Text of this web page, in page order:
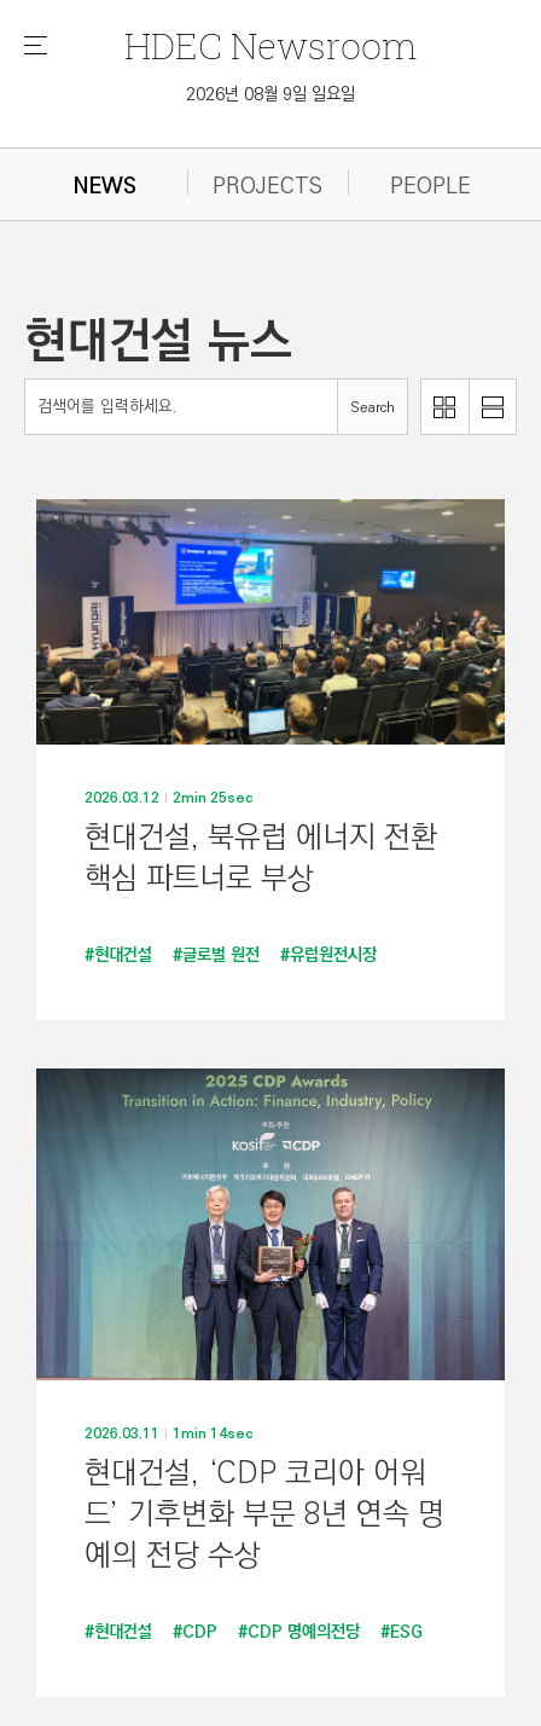
메
HDEC Newsroom
2026년 08월 9일 일요일
NEWS PROJECTS PEOPLE
현대건설 뉴스
Search
이
로
보
기
리
스
기
2026.03.12 2min 25sec
현대건설, 북유럽 에너지 전환
핵심 파트너로 부상
#현대건설 #글로벌 원전 #유럽원전시장
2026.03.11 1min 14sec
현대건설, ‘CDP 코리아 어워
드’ 기후변화 부문 8년 연속 명
예의 전당 수상
#현대건설 #CDP #CDP 명예의전당 #ESG